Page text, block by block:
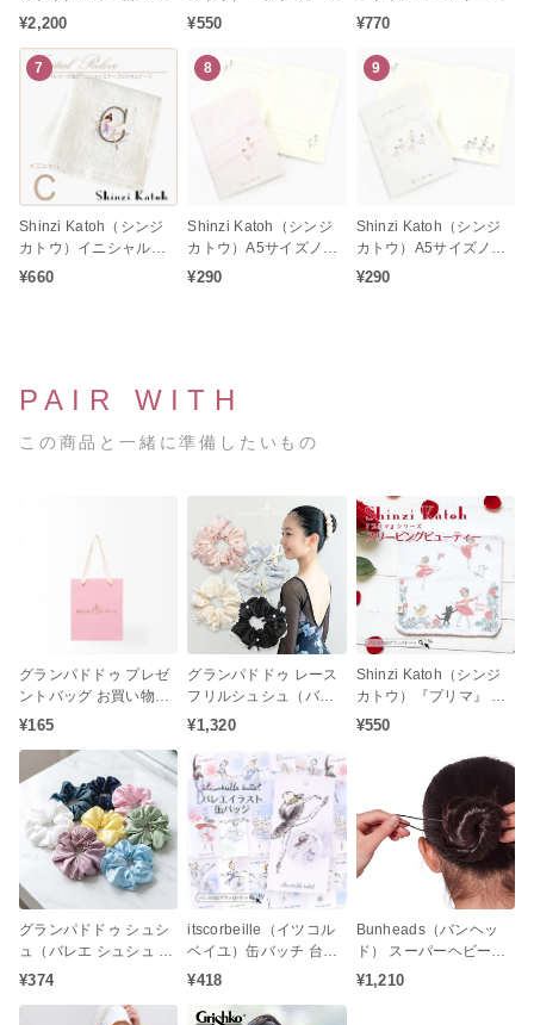
付きトートバッグ レ
ヴェランス
¥2,200
リーズ スワンレイク タ
レゼント 発表会
¥550
ルダー「SPRING」シ
プレゼント 発表会お返
し）
¥770
7
Shinzi Katoh（シンジ
カトウ）イニシャル
『C』刺繍入り バレエ
¥660
8
Shinzi Katoh（シンジ
カトウ）A5サイズノー
ト バレエシリーズ アラ
¥290
9
Shinzi Katoh（シンジ
カトウ）A5サイズノー
ト バレエシリーズ レヴ
¥290
PAIR WITH
この商品と一緒に準備したいもの
グランパドドゥ プレゼ
ントバッグ お買い物袋
（小） プレゼント手提
押し袋
¥165
グランパドドゥ レース
フリルシュシュ（バレ
エ 子供 キッズ ジュニア
クセサリー 発表会 レッ
スン リボン パール）
¥1,320
Shinzi Katoh（シンジ
カトウ）『プリマ』 シ
リーズ スリーピングビ
フ バレエ柄 プレゼント
¥550
グランパドドゥ シュシ
ュ（バレエ シュシュ サ
テン お団子 ギフト 子供
¥374
itscorbeille（イツコル
ベイユ）缶バッチ 台紙
付き（バレエステーシ
返し 発表会お返し 白鳥
¥418
Bunheads（バンヘッ
ド） スーパーヘビーウ
エイト ヘアピン Uピン
（長さ7.6cmタイプ）
¥1,210